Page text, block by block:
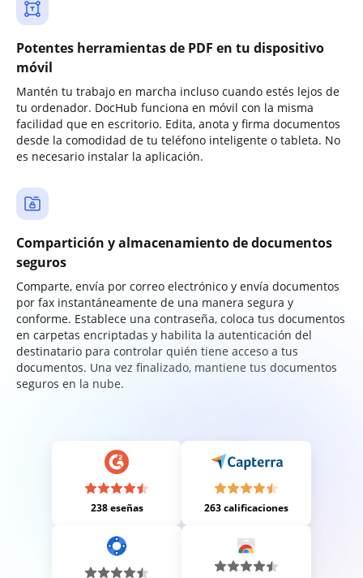
Potentes herramientas de PDF en tu dispositivo
móvil
Mantén tu trabajo en marcha incluso cuando estés lejos de
tu ordenador. DocHub funciona en móvil con la misma
facilidad que en escritorio. Edita, anota y firma documentos
desde la comodidad de tu teléfono inteligente o tableta. No
es necesario instalar la aplicación.
Compartición y almacenamiento de documentos
seguros
Comparte, envía por correo electrónico y envía documentos
por fax instantáneamente de una manera segura y
conforme. Establece una contraseña, coloca tus documentos
en carpetas encriptadas y habilita la autenticación del
destinatario para controlar quién tiene acceso a tus
documentos. Una vez finalizado, mantiene tus documentos
seguros en la nube.
238 eseñas 263 calificaciones